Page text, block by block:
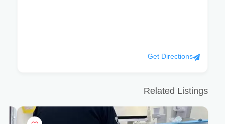
Get Directions
Related Listings